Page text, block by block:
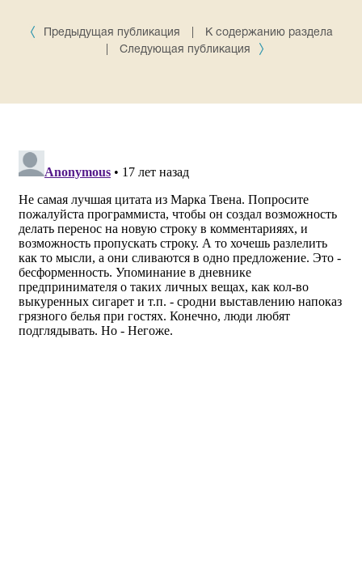
Предыдущая публикация
К содержанию раздела
Следующая публикация